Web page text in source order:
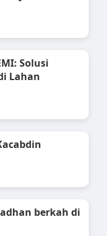
Solusi
Lahan
berkah di